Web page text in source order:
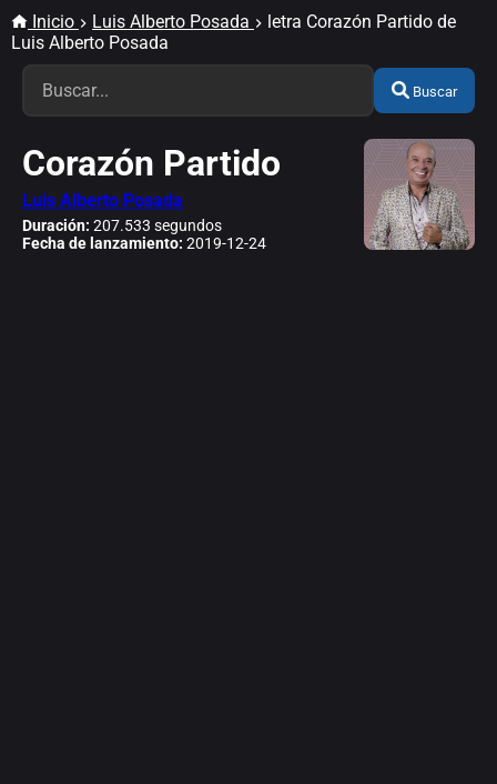
Inicio Luis Alberto Posada
letra Corazón Partido de
Luis Alberto Posada
Buscar
Corazón Partido
Luis Alberto Posada
Duración: 207.533 segundos
Fecha de lanzamiento: 2019-12-24